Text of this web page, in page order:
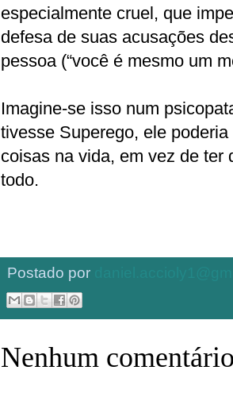
especialmente cruel, que
defesa de suas acusações
pessoa (“você é mesmo um
Imagine-se isso num
tivesse Superego, ele
coisas na vida, em vez de ter
todo.
Postado por
Nenhum